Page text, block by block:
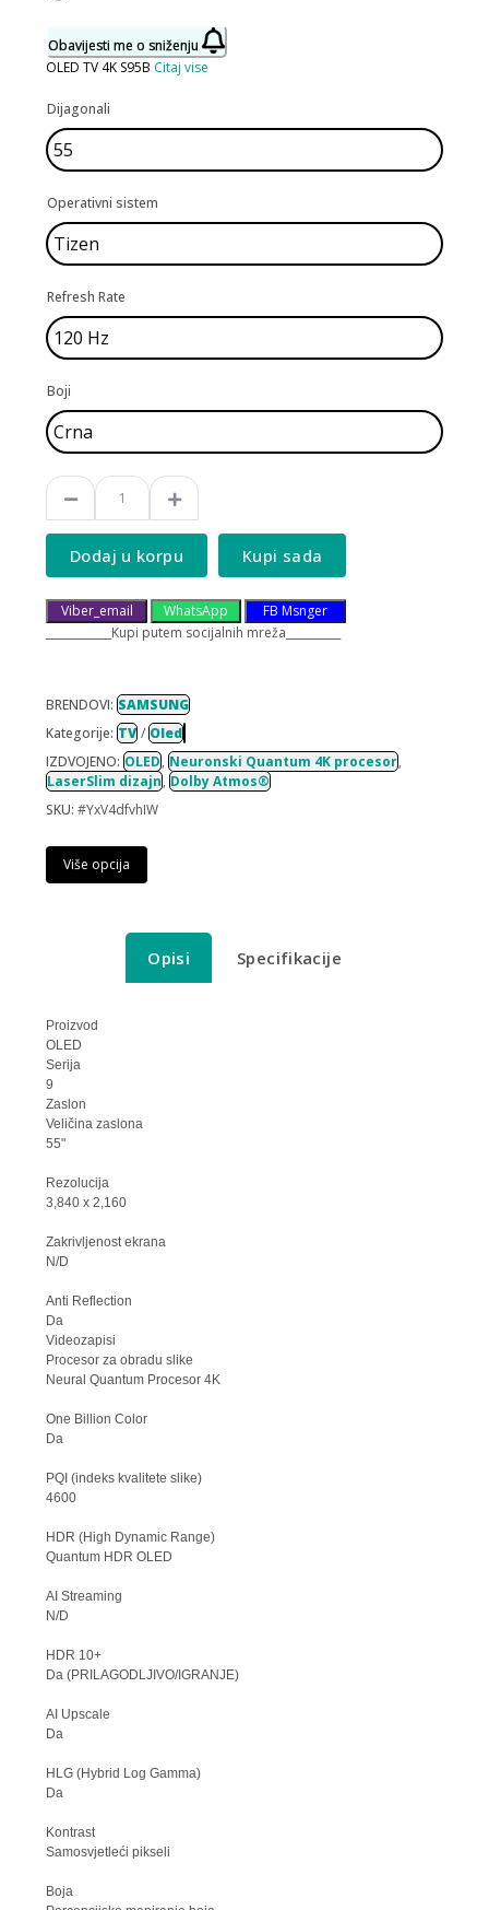
Obavijesti me o sniženju
OLED TV 4K S95B Citaj vise
Dijagonali
Operativni sistem
Refresh Rate
Boji
Dodaj u korpu Kupi sada
Viber_email WhatsApp
FB Msnger
____________Kupi putem socijalnih mreža__________
BRENDOVI: SAMSUNG
Kategorije: TV / Oled
IZDVOJENO: OLED, Neuronski Quantum 4K procesor,
LaserSlim dizajn, Dolby Atmos®
SKU: #YxV4dfvhIW
Više opcija
Opisi Specifikacije
Proizvod
OLED
Serija
9
Zaslon
Veličina zaslona
55"
Rezolucija
3,840 x 2,160
Zakrivljenost ekrana
N/D
Anti Reflection
Da
Videozapisi
Procesor za obradu slike
Neural Quantum Procesor 4K
One Billion Color
Da
PQI (indeks kvalitete slike)
4600
HDR (High Dynamic Range)
Quantum HDR OLED
AI Streaming
N/D
HDR 10+
Da (PRILAGODLJIVO/IGRANJE)
AI Upscale
Da
HLG (Hybrid Log Gamma)
Da
Kontrast
Samosvjetleći pikseli
Boja